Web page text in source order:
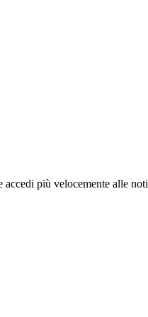
accedi più velocemente alle